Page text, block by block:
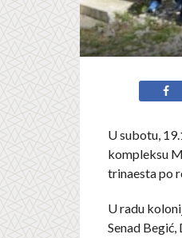
U subotu,
kompleksu
trinaesta po
U radu
Senad